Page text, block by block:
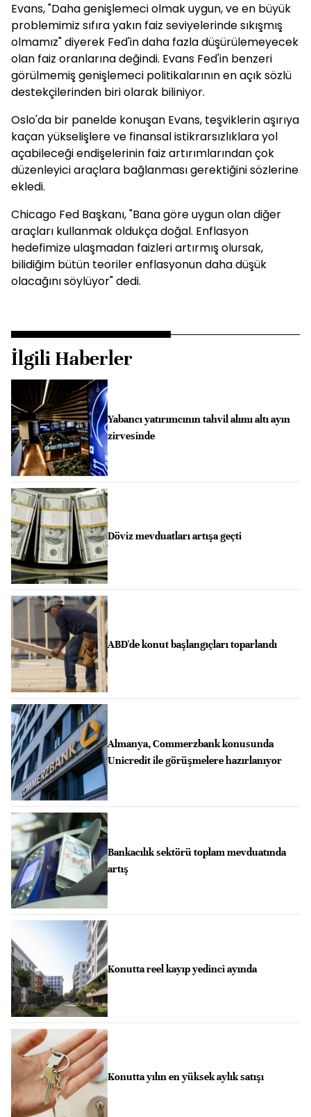
Evans, "Daha genişlemeci olmak uygun, ve en büyük
problemimiz sıfıra yakın faiz seviyelerinde sıkışmış
olmamız" diyerek Fed'in daha fazla düşürülemeyecek
olan faiz oranlarına değindi. Evans Fed'in benzeri
görülmemiş genişlemeci politikalarının en açık sözlü
destekçilerinden biri olarak biliniyor.
Oslo'da bir panelde konuşan Evans, teşviklerin aşırıya
kaçan yükselişlere ve finansal istikrarsızlıklara yol
açabileceği endişelerinin faiz artırımlarından çok
düzenleyici araçlara bağlanması gerektiğini sözlerine
ekledi.
Chicago Fed Başkanı, "Bana göre uygun olan diğer
araçları kullanmak oldukça doğal. Enflasyon
hedefimize ulaşmadan faizleri artırmış olursak,
bilidiğim bütün teoriler enflasyonun daha düşük
olacağını söylüyor" dedi.
İlgili Haberler
Yabancı yatırımcının tahvil alımı altı ayın
zirvesinde
Döviz mevduatları artışa geçti
ABD'de konut başlangıçları toparlandı
Almanya, Commerzbank konusunda
Unicredit ile görüşmelere hazırlanıyor
Bankacılık sektörü toplam mevduatında
artış
Konutta reel kayıp yedinci ayında
Konutta yılın en yüksek aylık satışı